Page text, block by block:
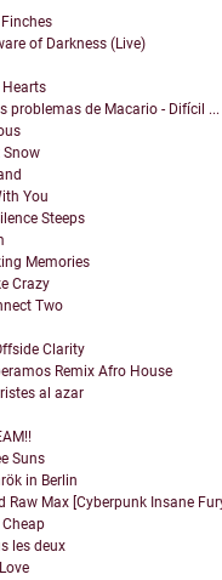
of Darkness (Live)
Hearts
problemas de Macario - Difícil ...
Snow
You
Steeps
Memories
Crazy
Two
Clarity
Remix Afro House
al azar
Suns
in Berlin
Raw Max [Cyberpunk Insane
Cheap
les deux